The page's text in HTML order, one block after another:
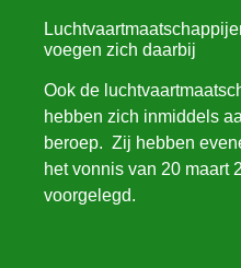
voegen zich daarbij
Ook de
hebben zich inmiddels
beroep. Zij hebben
het vonnis van 20 maart
voorgelegd.